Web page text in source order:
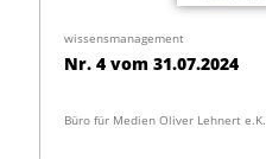
wissensmanagement
Nr. 4 vom 31.07.2024
Büro für Medien Oliver Lehnert e.K.